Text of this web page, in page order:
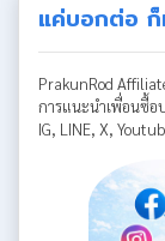
แค่บอกต่อ ก็
PrakunRod
การแนะนำเพื่อนซื้อ
IG, LINE, X,